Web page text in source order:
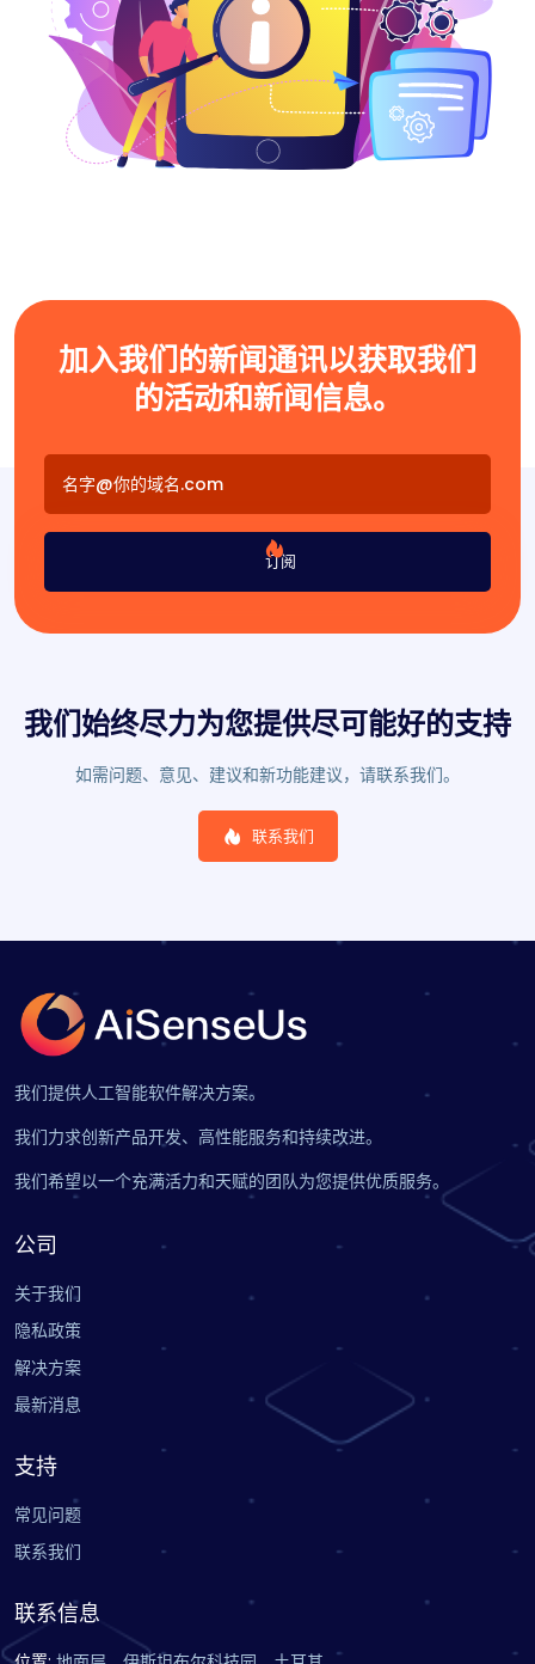
加入我们的新闻通讯以获取我们
的活动和新闻信息。
订阅
我们始终尽力为您提供尽可能好的支持
如需问题、意见、建议和新功能建议，请联系我们。
联系我们
我们提供人工智能软件解决方案。
我们力求创新产品开发、高性能服务和持续改进。
我们希望以一个充满活力和天赋的团队为您提供优质服务。
公司
关于我们
隐私政策
解决方案
最新消息
支持
常见问题
联系我们
联系信息